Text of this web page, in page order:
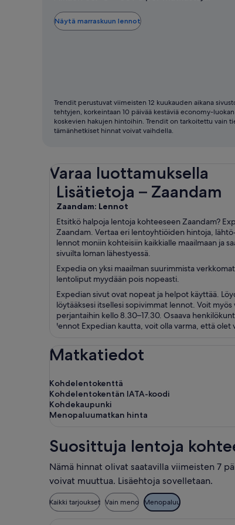
on
tyypillisesti
Näytä marraskuun lennot
Trendit perustuvat viimeisten 12 kuukauden aikana
tehtyjen, korkeintaan 10 päivää kestäviä economy-
koskevien hakujen hintoihin. Trendit on tarkoitettu vain
tämänhetkiset hinnat voivat vaihdella.
Varaa luottamuksella
Lisätietoja – Zaandam
Zaandam: Lennot
Etsitkö halpoja lentoja kohteeseen Zaandam?
Zaandam. Vertaa eri lentoyhtiöiden hintoja,
lennot moniin kohteisiin kaikkialle maailmaan ja
sivuilta loman lähestyessä.
Expedia on yksi maailman suurimmista
lentoliput myydään pois nopeasti.
Expedian sivut ovat nopeat ja helpot käyttää.
löytääksesi itsellesi sopivimmat lennot. Voit
perjantaihin kello 8.30–17.30. Osaava
lennot Expedian kautta, voit olla varma, että
Lisätietoja – Zaandam
Matkatiedot
Kohdelentokenttä
Kohdelentokentän IATA-koodi
Kohdekaupunki
Menopaluumatkan hinta
Suosittuja lentoja
Nämä hinnat olivat saatavilla viimeisten 7
voivat muuttua. Lisäehtoja sovelletaan.
Kaikki tarjoukset Vain meno Menopaluu